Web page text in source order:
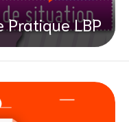
Pratique LBP